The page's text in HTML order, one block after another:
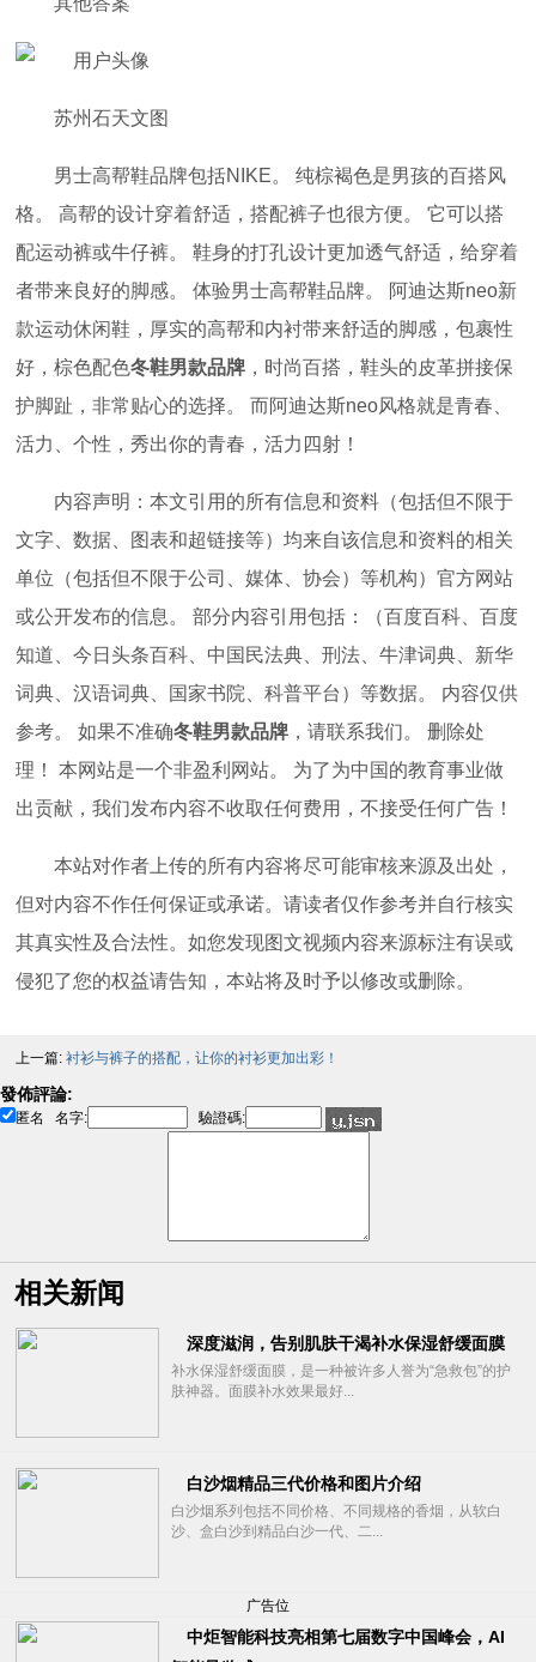
苏州石天文图
男士高帮鞋品牌包括NIKE。 纯棕褐色是男孩的百搭风
格。 高帮的设计穿着舒适，搭配裤子也很方便。 它可以搭
配运动裤或牛仔裤。 鞋身的打孔设计更加透气舒适，给穿着
者带来良好的脚感。 体验男士高帮鞋品牌。 阿迪达斯neo新
款运动休闲鞋，厚实的高帮和内衬带来舒适的脚感，包裹性
好，棕色配色冬鞋男款品牌 ，时尚百搭，鞋头的皮革拼接保
护脚趾，非常贴心的选择。 而阿迪达斯neo风格就是青春、
活力、个性，秀出你的青春，活力四射！
内容声明：本文引用的所有信息和资料（包括但不限于
文字、数据、图表和超链接等）均来自该信息和资料的相关
单位（包括但不限于公司、媒体、协会）等机构）官方网站
或公开发布的信息。 部分内容引用包括：（百度百科、百度
知道、今日头条百科、中国民法典、刑法、牛津词典、新华
词典、汉语词典、国家书院、科普平台）等数据。 内容仅供
参考。 如果不准确冬鞋男款品牌 ，请联系我们。 删除处
理！ 本网站是一个非盈利网站。 为了为中国的教育事业做
出贡献，我们发布内容不收取任何费用，不接受任何广告！
本站对作者上传的所有内容将尽可能审核来源及出处，
但对内容不作任何保证或承诺。请读者仅作参考并自行核实
其真实性及合法性。如您发现图文视频内容来源标注有误或
侵犯了您的权益请告知，本站将及时予以修改或删除。
上一篇: 衬衫与裤子的搭配，让你的衬衫更加出彩！
發佈評論:
匿名 名字: 驗證碼:
相关新闻
深度滋润，告别肌肤干渴补水保湿舒缓面膜
补水保湿舒缓面膜，是一种被许多人誉为“急救包”的护
肤神器。面膜补水效果最好...
白沙烟精品三代价格和图片介绍
白沙烟系列包括不同价格、不同规格的香烟，从软白
沙、盒白沙到精品白沙一代、二...
广告位
中炬智能科技亮相第七届数字中国峰会，AI